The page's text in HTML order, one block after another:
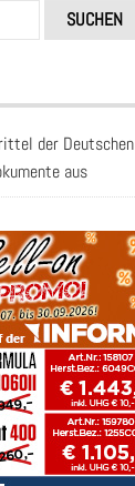
der Deutschen
aus